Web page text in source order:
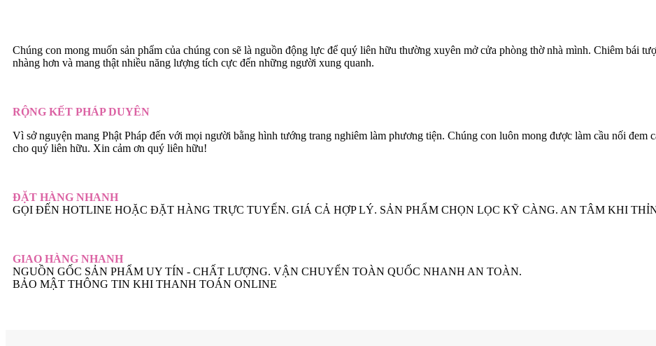
Chúng con mong muốn sản phẩm của chúng con sẽ là nguồn động lực để quý liên hữu thường xuyên mở cửa phòng thờ nhà mình. Chiêm bái
nhàng hơn và mang thật nhiều năng lượng tích cực đến những người xung quanh.
RỘNG KẾT PHÁP DUYÊN
Vì sở nguyện mang Phật Pháp đến với mọi người bằng hình tướng trang nghiêm làm phương tiện. Chúng con luôn mong được làm cầu nối
cho quý liên hữu. Xin cảm ơn quý liên hữu!
ĐẶT HÀNG NHANH
GỌI ĐẾN HOTLINE HOẶC ĐẶT HÀNG TRỰC TUYẾN. GIÁ CẢ HỢP LÝ. SẢN PHẨM CHỌN LỌC KỸ CÀNG. AN TÂM KHI
GIAO HÀNG NHANH
NGUỒN GỐC SẢN PHẨM UY TÍN - CHẤT LƯỢNG. VẬN CHUYỂN TOÀN QUỐC NHANH AN TOÀN.
BẢO MẬT THÔNG TIN KHI THANH TOÁN ONLINE